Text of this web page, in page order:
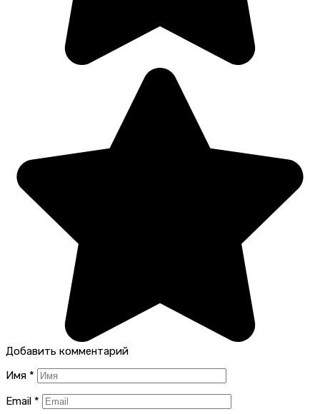
Добавить комментарий
Имя *
Email *